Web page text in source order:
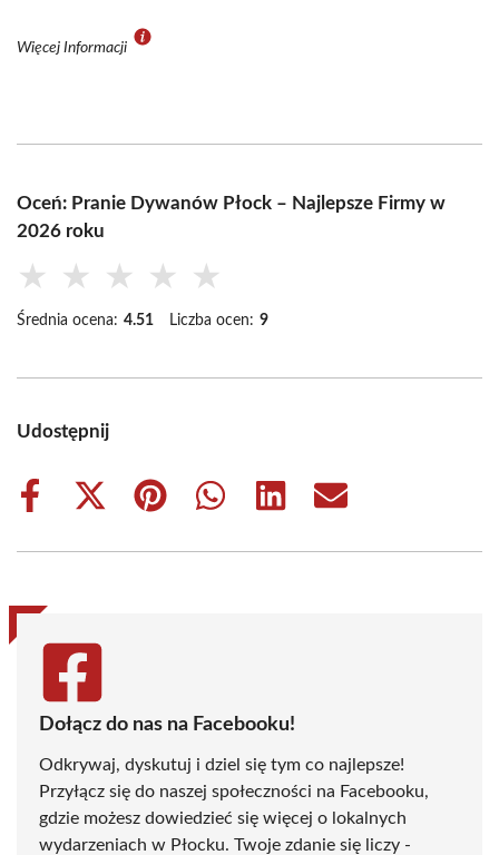
Więcej Informacji
Oceń: Pranie Dywanów Płock – Najlepsze Firmy w
2026 roku
★ ★ ★ ★ ★
Średnia ocena: 4.51 Liczba ocen: 9
Udostępnij
Share
Share
(Twitter)
Share
Share
Share
Share
Dołącz do nas na Facebooku!
Odkrywaj, dyskutuj i dziel się tym co najlepsze!
Przyłącz się do naszej społeczności na Facebooku,
gdzie możesz dowiedzieć się więcej o lokalnych
wydarzeniach w Płocku. Twoje zdanie się liczy -